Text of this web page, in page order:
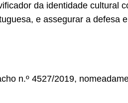
da identidade cultural
e assegurar a defesa
n.º 4527/2019,